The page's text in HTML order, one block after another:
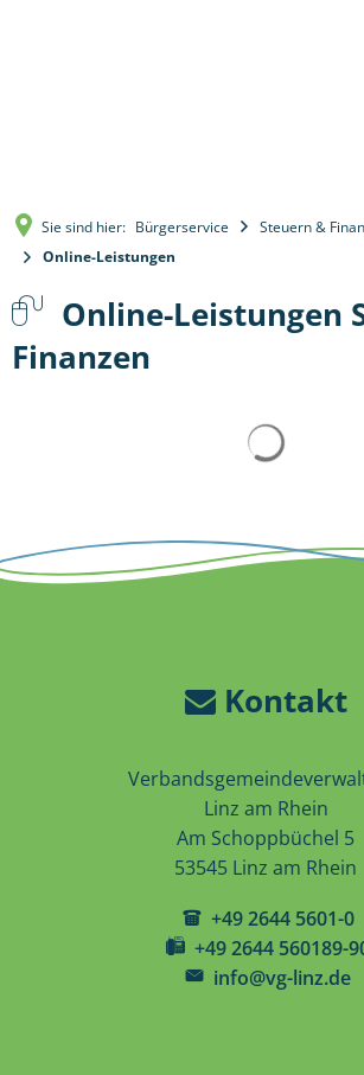
Sie sind hier: Bürgerservice
Steuern &
Online-Leistungen
Online-Leistungen
Finanzen
Kontakt
Linz am Rhein
Am Schoppbüchel 5
53545 Linz am Rhein
+49 2644 5601-0
+49 2644 560189-
info@vg-linz.de